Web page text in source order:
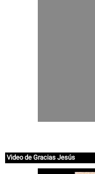
Video de Gracias Jesús